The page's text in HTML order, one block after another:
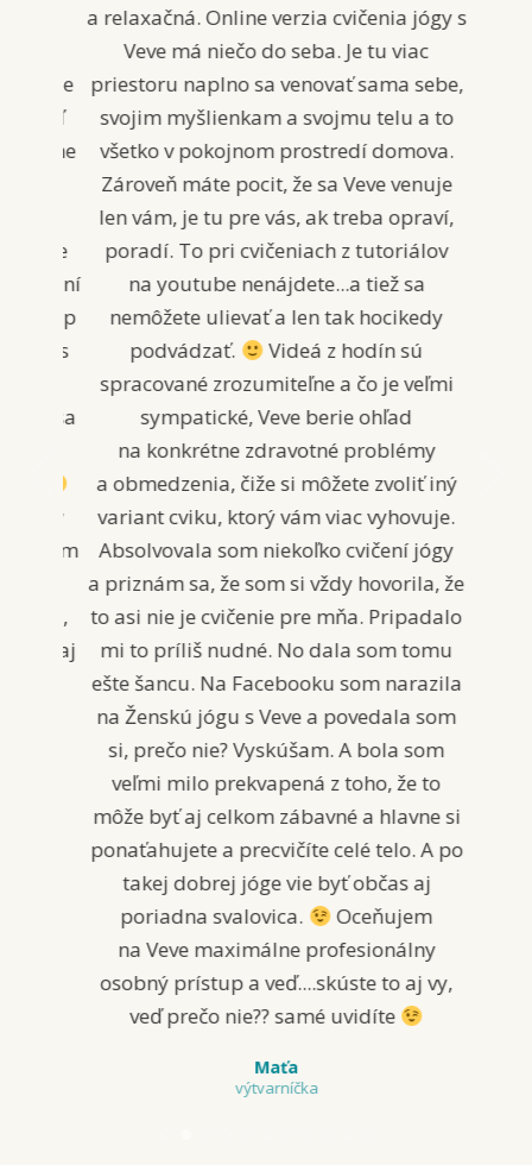
a relaxačná. Online verzia cvičenia jógy s
Veve má niečo do seba. Je tu viac
priestoru naplno sa venovať sama sebe,
svojim myšlienkam a svojmu telu a to
všetko v pokojnom prostredí domova.
Zároveň máte pocit, že sa Veve venuje
len vám, je tu pre vás, ak treba opraví,
poradí. To pri cvičeniach z tutoriálov
na youtube nenájdete...a tiež sa
nemôžete ulievať a len tak hocikedy
podvádzať.
Videá z hodín sú
spracované zrozumiteľne a čo je veľmi
sympatické, Veve berie ohľad
na konkrétne zdravotné problémy
a obmedzenia, čiže si môžete zvoliť iný
variant cviku, ktorý vám viac vyhovuje.
Absolvovala som niekoľko cvičení jógy
a priznám sa, že som si vždy hovorila, že
to asi nie je cvičenie pre mňa. Pripadalo
mi to príliš nudné. No dala som tomu
ešte šancu. Na Facebooku som narazila
na Ženskú jógu s Veve a povedala som
si, prečo nie? Vyskúšam. A bola som
veľmi milo prekvapená z toho, že to
môže byť aj celkom zábavné a hlavne si
ponaťahujete a precvičíte celé telo. A po
takej dobrej jóge vie byť občas aj
poriadna svalovica.
Oceňujem
na Veve maximálne profesionálny
osobný prístup a veď....skúste to aj vy,
veď prečo nie?? samé uvidíte
Maťa
výtvarníčka